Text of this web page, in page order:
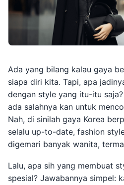
Ada yang bilang kalau gaya
siapa diri kita. Tapi, apa
dengan style yang itu-itu
ada salahnya kan untuk
Nah, di sinilah gaya Korea
selalu up-to-date, fashion
digemari banyak wanita,
Lalu, apa sih yang membuat
spesial? Jawabannya simpel: